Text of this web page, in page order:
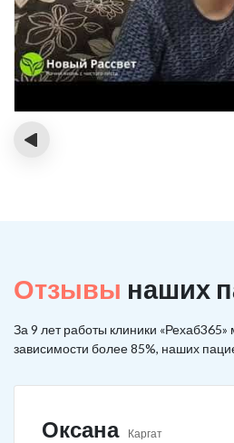
‹
Отзывы наших
За 9 лет работы клиники «Рехаб365»
зависимости более 85%, наших
Оксана Каргат